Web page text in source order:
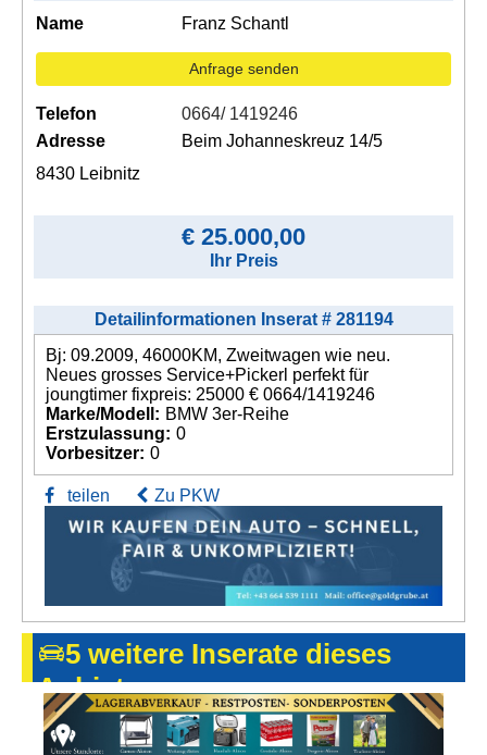
Name Franz Schantl
Anfrage senden
Telefon
0664/ 1419246
Adresse
Beim Johanneskreuz 14/5
8430 Leibnitz
€ 25.000,00
Ihr Preis
Detailinformationen Inserat # 281194
Bj: 09.2009, 46000KM, Zweitwagen wie neu.
Neues grosses Service+Pickerl perfekt für
joungtimer fixpreis: 25000 € 0664/1419246
Marke/Modell: BMW 3er-Reihe
Erstzulassung: 0
Vorbesitzer: 0
teilen Zu PKW
5 weitere Inserate dieses
Anbieters